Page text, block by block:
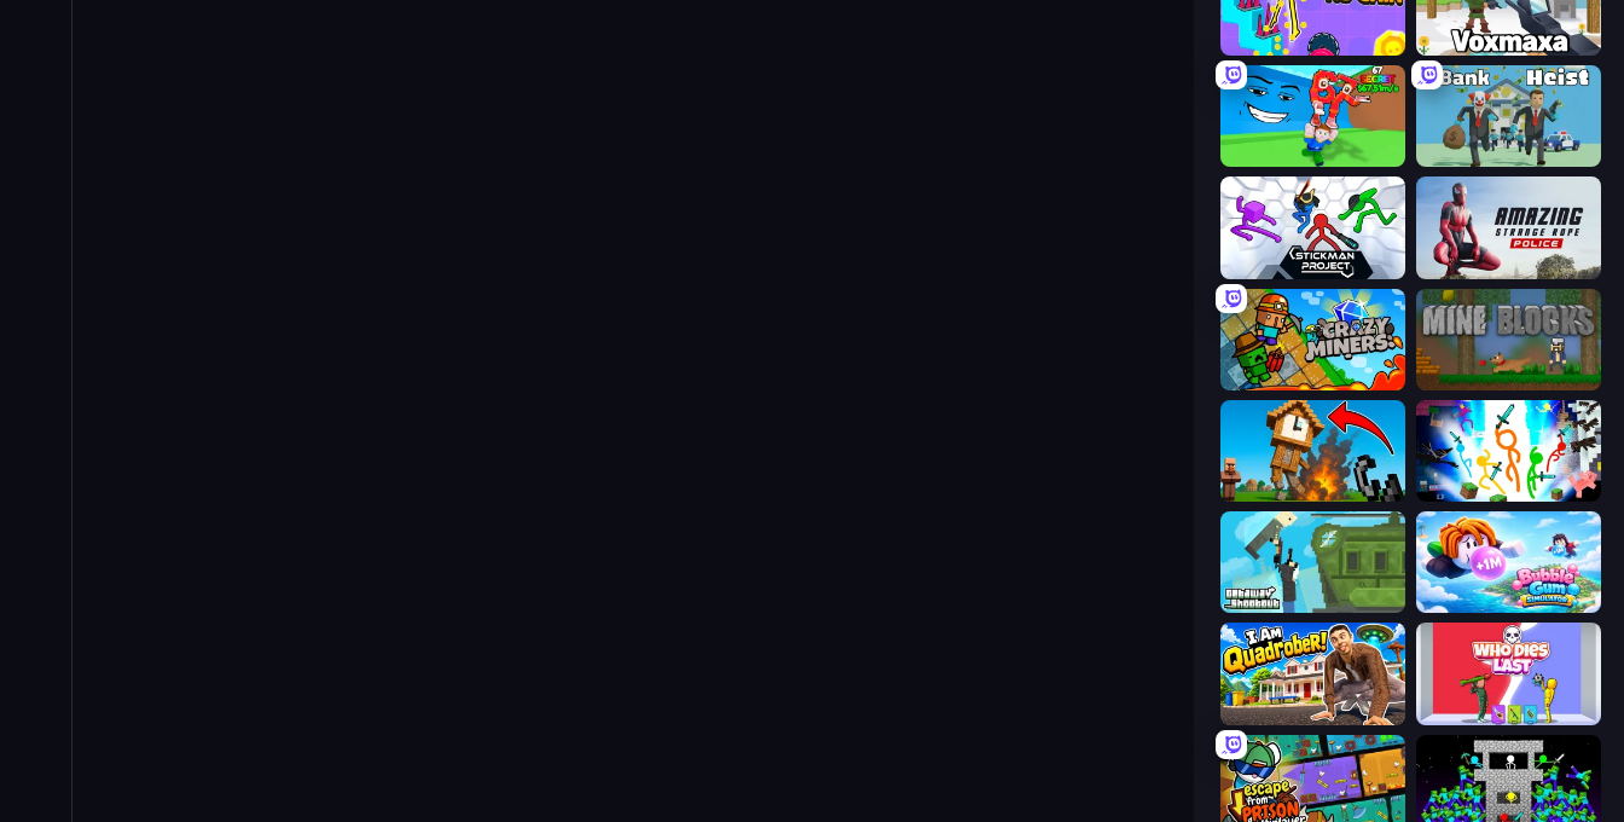
No Pain No Gain - Ragdoll Sandbox Voxmaxa
Bank Heist
Stickman Project Amazing Strange Rope Police
Crazy Miners Mine Blocks
Noob Fuse Stickman Epic
Getaway Shootout Bubble Gum Simulator
I Am Quadrober! Who Dies Last?